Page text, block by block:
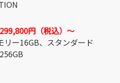
299,800円（税込）～
ー16GB、スタンダード